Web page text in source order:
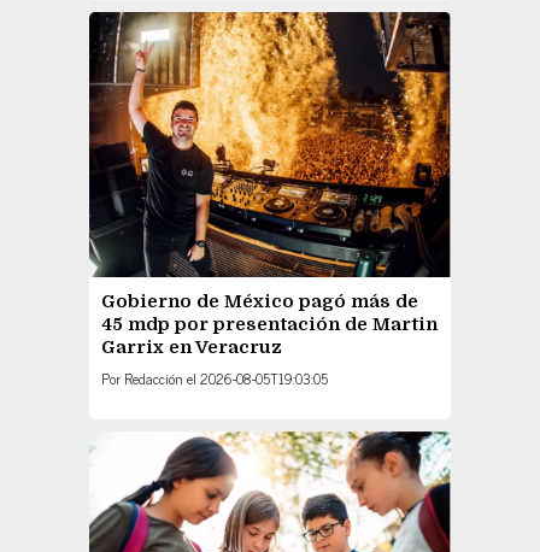
Gobierno de México pagó más de
45 mdp por presentación de Martin
Garrix en Veracruz
Por Redacción el 2026-08-05T19:03:05